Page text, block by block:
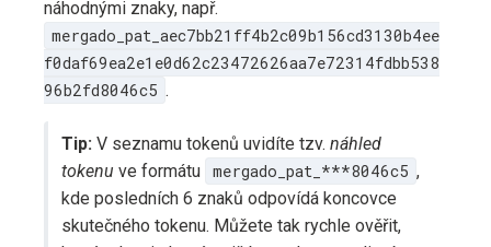
náhodnými znaky, např.
mergado_pat_aec7bb21ff4b2c09b156cd3130b4ee
f0daf69ea2e1e0d62c23472626aa7e72314fdbb538
96b2fd8046c5 .
Tip: V seznamu tokenů uvidíte tzv. náhled
tokenu ve formátu mergado_pat_***8046c5 ,
kde posledních 6 znaků odpovídá koncovce
skutečného tokenu. Můžete tak rychle ověřit,